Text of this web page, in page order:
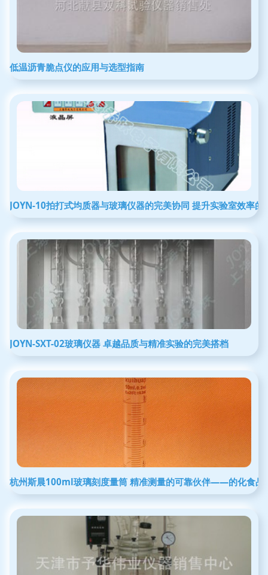
低温沥青脆点仪的应用与选型指南
JOYN-10拍打式均质器与玻璃仪器的完美协同 提升实验室效率的
JOYN-SXT-02玻璃仪器 卓越品质与精准实验的完美搭档
杭州斯晨100ml玻璃刻度量筒 精准测量的可靠伙伴——的化食品